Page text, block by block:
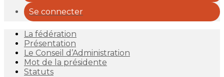
Se connecter
La fédération
Présentation
Le Conseil d’Administration
Mot de la présidente
Statuts